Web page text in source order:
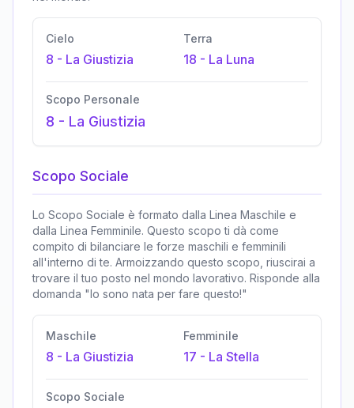
Cielo
8 - La Giustizia
Terra
18 - La Luna
Scopo Personale
8 - La Giustizia
Scopo Sociale
Lo Scopo Sociale è formato dalla Linea Maschile e
dalla Linea Femminile. Questo scopo ti dà come
compito di bilanciare le forze maschili e femminili
all'interno di te. Armoizzando questo scopo, riuscirai a
trovare il tuo posto nel mondo lavorativo. Risponde alla
domanda "Io sono nata per fare questo!"
Maschile
8 - La Giustizia
Femminile
17 - La Stella
Scopo Sociale